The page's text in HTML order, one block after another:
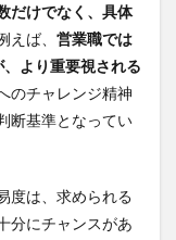
だけでなく、具体
えば、 営業職では
より重要視される
のチャレンジ精神
断基準となってい
度は、求められる
分にチャンスがあ